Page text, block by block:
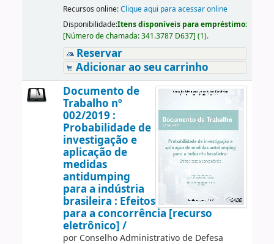
Recursos online:Clique aqui para acessar online
Disponibilidade:Itens disponíveis para empréstimo:
[Número de chamada:341.3787 D637] (1).
Reservar
Adicionar ao seu carrinho
Documento de
Trabalho nº
002/2019 :
Probabilidade de
investigação e
aplicação de
medidas
antidumping
para a indústria
brasileira : Efeitos
para a concorrência [recurso
eletrônico] /
por Conselho Administrativo de Defesa